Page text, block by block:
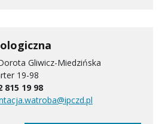
Gliwicz-Miedzińska
19-98
815 19 98